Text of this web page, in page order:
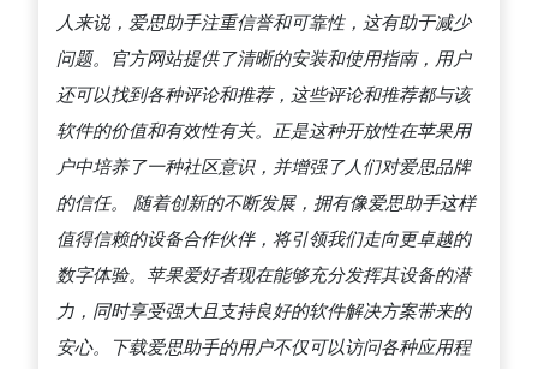
人来说，爱思助手注重信誉和可靠性，这有助于减少
问题。官方网站提供了清晰的安装和使用指南，用户
还可以找到各种评论和推荐，这些评论和推荐都与该
软件的价值和有效性有关。正是这种开放性在苹果用
户中培养了一种社区意识，并增强了人们对爱思品牌
的信任。 随着创新的不断发展，拥有像爱思助手这样
值得信赖的设备合作伙伴，将引领我们走向更卓越的
数字体验。苹果爱好者现在能够充分发挥其设备的潜
力，同时享受强大且支持良好的软件解决方案带来的
安心。下载爱思助手的用户不仅可以访问各种应用程